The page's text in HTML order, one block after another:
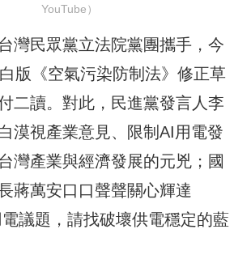
YouTube）
灣民眾黨立法院黨團攜手，今
白版《空氣污染防制法》修正草
二讀。對此，民進黨發言人李
漠視產業意見、限制AI用電發
灣產業與經濟發展的元兇；國
蔣萬安口口聲聲關心輝達
電議題，請找破壞供電穩定的藍